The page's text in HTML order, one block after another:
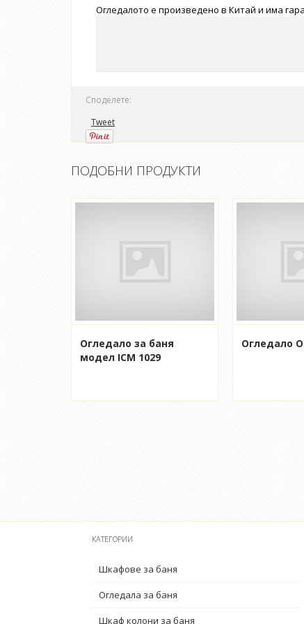
Огледалото е произведено в Китай и има
Споделете:
Tweet
ПОДОБНИ ПРОДУКТИ
Огледало за баня
модел ICM 1029
Огледало
КАТЕГОРИИ
Шкафове за баня
Огледала за баня
Шкаф колони за баня